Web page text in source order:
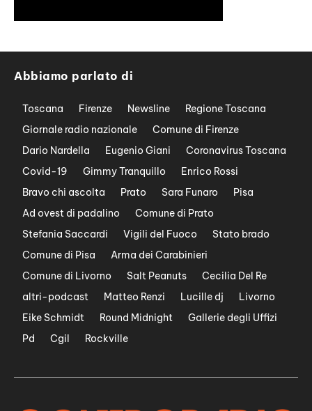
Abbiamo parlato di
Toscana Firenze Newsline
Regione Toscana
Giornale radio nazionale
Comune di Firenze
Dario Nardella
Eugenio Giani
Coronavirus Toscana
Covid-19
Gimmy Tranquillo
Enrico Rossi
Bravo chi ascolta
Prato Sara Funaro
Pisa
Ad ovest di padalino
Comune di Prato
Stefania Saccardi
Vigili del Fuoco
Stato brado
Comune di Pisa
Arma dei Carabinieri
Comune di Livorno
Salt Peanuts
Cecilia Del Re
altri-podcast
Matteo Renzi Lucille dj
Livorno
Eike Schmidt
Round Midnight
Gallerie degli Uffizi
Pd
Cgil Rockville